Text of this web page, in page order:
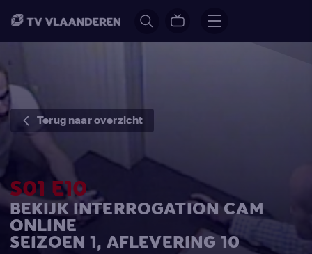
Terug naar overzicht
S01 E10
BEKIJK INTERROGATION CAM
ONLINE
SEIZOEN 1, AFLEVERING 10